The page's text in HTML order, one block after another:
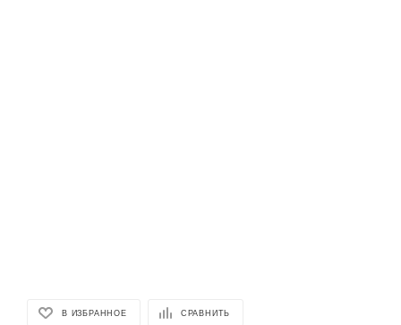
В ИЗБРАННОЕ СРАВНИТЬ